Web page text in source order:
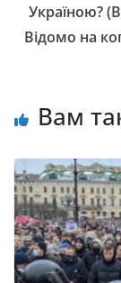
Україною?
Відомо на
Вам